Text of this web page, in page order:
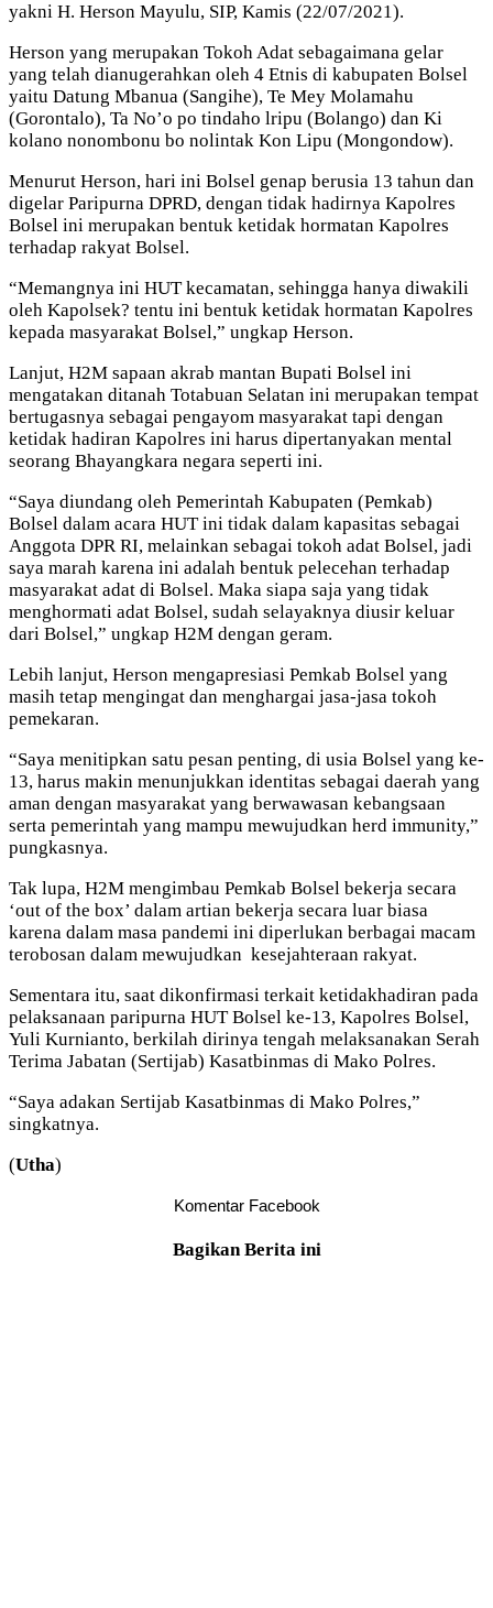
yakni H. Herson Mayulu, SIP, Kamis (22/07/2021).
Herson yang merupakan Tokoh Adat sebagaimana gelar
yang telah dianugerahkan oleh 4 Etnis di kabupaten Bolsel
yaitu Datung Mbanua (Sangihe), Te Mey Molamahu
(Gorontalo), Ta No’o po tindaho lripu (Bolango) dan Ki
kolano nonombonu bo nolintak Kon Lipu (Mongondow).
Menurut Herson, hari ini Bolsel genap berusia 13 tahun dan
digelar Paripurna DPRD, dengan tidak hadirnya Kapolres
Bolsel ini merupakan bentuk ketidak hormatan Kapolres
terhadap rakyat Bolsel.
“Memangnya ini HUT kecamatan, sehingga hanya diwakili
oleh Kapolsek? tentu ini bentuk ketidak hormatan Kapolres
kepada masyarakat Bolsel,” ungkap Herson.
Lanjut, H2M sapaan akrab mantan Bupati Bolsel ini
mengatakan ditanah Totabuan Selatan ini merupakan tempat
bertugasnya sebagai pengayom masyarakat tapi dengan
ketidak hadiran Kapolres ini harus dipertanyakan mental
seorang Bhayangkara negara seperti ini.
“Saya diundang oleh Pemerintah Kabupaten (Pemkab)
Bolsel dalam acara HUT ini tidak dalam kapasitas sebagai
Anggota DPR RI, melainkan sebagai tokoh adat Bolsel, jadi
saya marah karena ini adalah bentuk pelecehan terhadap
masyarakat adat di Bolsel. Maka siapa saja yang tidak
menghormati adat Bolsel, sudah selayaknya diusir keluar
dari Bolsel,” ungkap H2M dengan geram.
Lebih lanjut, Herson mengapresiasi Pemkab Bolsel yang
masih tetap mengingat dan menghargai jasa-jasa tokoh
pemekaran.
“Saya menitipkan satu pesan penting, di usia Bolsel yang ke-
13, harus makin menunjukkan identitas sebagai daerah yang
aman dengan masyarakat yang berwawasan kebangsaan
serta pemerintah yang mampu mewujudkan herd immunity,”
pungkasnya.
Tak lupa, H2M mengimbau Pemkab Bolsel bekerja secara
‘out of the box’ dalam artian bekerja secara luar biasa
karena dalam masa pandemi ini diperlukan berbagai macam
terobosan dalam mewujudkan kesejahteraan rakyat.
Sementara itu, saat dikonfirmasi terkait ketidakhadiran pada
pelaksanaan paripurna HUT Bolsel ke-13, Kapolres Bolsel,
Yuli Kurnianto, berkilah dirinya tengah melaksanakan Serah
Terima Jabatan (Sertijab) Kasatbinmas di Mako Polres.
“Saya adakan Sertijab Kasatbinmas di Mako Polres,”
singkatnya.
(Utha)
Komentar Facebook
Bagikan Berita ini